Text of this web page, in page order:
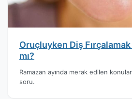
Oruçluyken Diş
mı?
Ramazan ayında merak edilen
soru.